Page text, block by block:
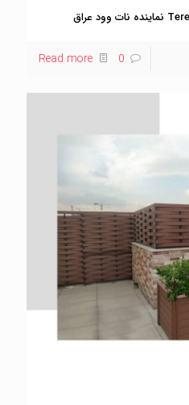
0
Read more